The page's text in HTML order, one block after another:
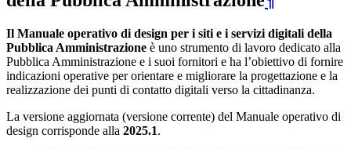
Il Manuale operativo di design per i siti e i servizi digitali della
Pubblica Amministrazione è uno strumento di lavoro dedicato alla
Pubblica Amministrazione e i suoi fornitori e ha l’obiettivo di fornire
indicazioni operative per orientare e migliorare la progettazione e la
realizzazione dei punti di contatto digitali verso la cittadinanza.
La versione aggiornata (versione corrente) del Manuale operativo di
design corrisponde alla 2025.1.